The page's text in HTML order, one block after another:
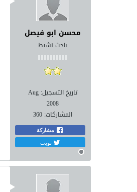
محسن ابو فيصل
باحث نشيط
تاريخ التسجيل: Aug
2008
المشاركات: 360
مشاركة
تويت